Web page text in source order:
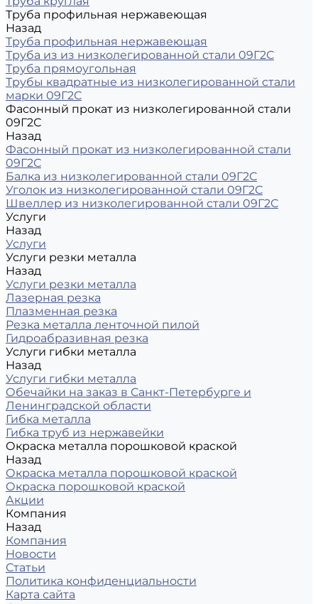
Труба профильная нержавеющая
Назад
Труба профильная нержавеющая
Труба из из низколегированной стали 09Г2С
Труба прямоугольная
Трубы квадратные из низколегированной стали
марки 09Г2С
Фасонный прокат из низколегированной стали
09Г2С
Назад
Фасонный прокат из низколегированной стали
09Г2С
Балка из низколегированной стали 09Г2С
Уголок из низколегированной стали 09Г2С
Швеллер из низколегированной стали 09Г2С
Услуги
Назад
Услуги
Услуги резки металла
Назад
Услуги резки металла
Лазерная резка
Плазменная резка
Резка металла ленточной пилой
Гидроабразивная резка
Услуги гибки металла
Назад
Услуги гибки металла
Обечайки на заказ в Санкт-Петербурге и
Ленинградской области
Гибка металла
Гибка труб из нержавейки
Окраска металла порошковой краской
Назад
Окраска металла порошковой краской
Окраска порошковой краской
Акции
Компания
Назад
Компания
Новости
Статьи
Политика конфиденциальности
Карта сайта